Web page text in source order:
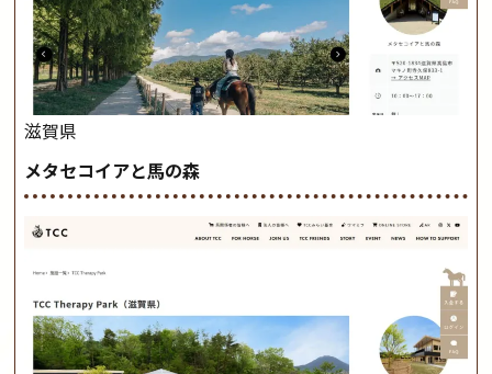
滋賀県
メタセコイアと馬の森